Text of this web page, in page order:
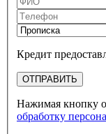
Кредит
ОТПРАВИТЬ
Нажимая кнопку
обработку